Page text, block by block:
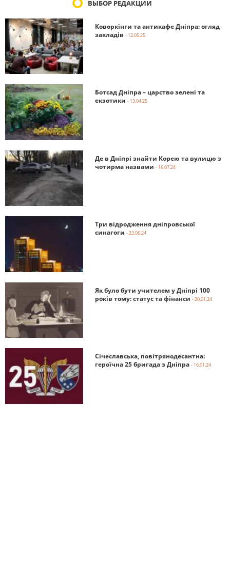
ВЫБОР РЕДАКЦИИ
Коворкінги та антикафе Дніпра: огляд
закладів - 12.05.25
Ботсад Дніпра – царство зелені та
екзотики - 13.04.25
Де в Дніпрі знайти Корею та вулицю з
чотирма назвами - 16.07.24
Три відродження дніпровської
синагоги - 23.06.24
Як було бути учителем у Дніпрі 100
років тому: статус та фінанси - 20.01.24
Січеславська, повітрянодесантна:
героїчна 25 бригада з Дніпра - 16.01.24